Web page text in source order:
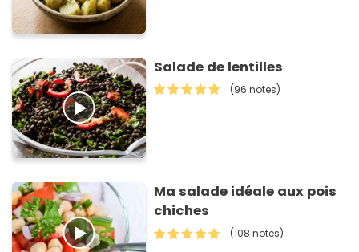
Salade de lentilles
(96 notes)
Ma salade idéale aux pois
chiches
(108 notes)